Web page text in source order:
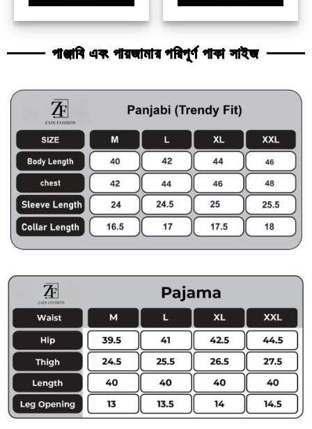
পাঞ্জাবি এবং পায়জামার পরিপূর্ণ পাকা সাইজ